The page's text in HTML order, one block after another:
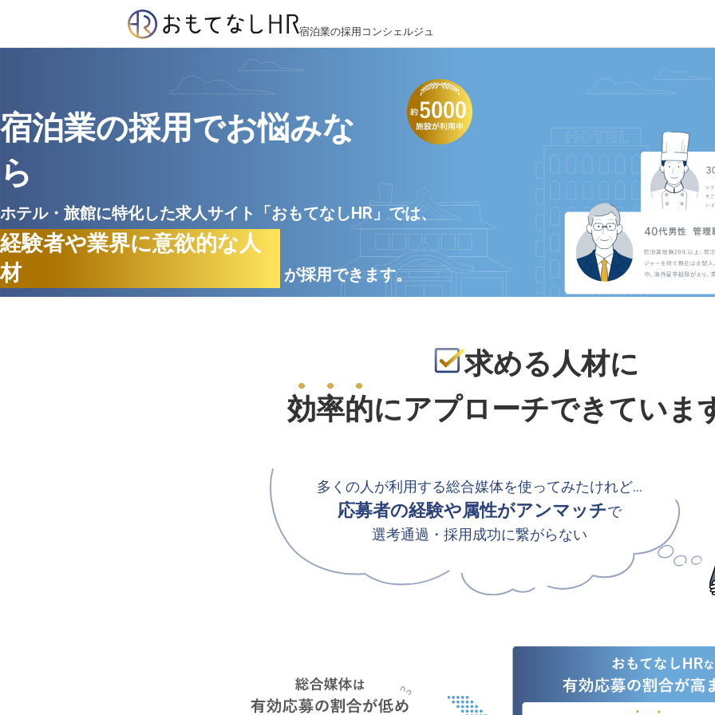
宿泊業の採用コンシェルジュ
宿泊業の採用でお悩みな
ら
ホテル・旅館に特化した求人サイト「おもてなしHR」では、
経験者や業界に意欲的な人
材
が採用できます。
求める人材に
効率的にアプローチできていま
多くの人が利用する総合媒体を使ってみたけれど…
応募者の経験や属性がアンマッチで
選考通過・採用成功に繋がらない